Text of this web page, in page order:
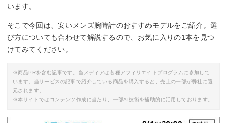
います。
そこで今回は、安いメンズ腕時計のおすすめモデルをご紹介。選
び方についても合わせて解説するので、お気に入りの1本を見つ
けてみてください。
※商品PRを含む記事です。当メディアは各種アフィリエイトプログラムに参加して
います。当サービスの記事で紹介している商品を購入すると、売上の一部が弊社に還
元されます。
※本サイトではコンテンツ作成に当たり、一部AI技術を補助的に活用しております。